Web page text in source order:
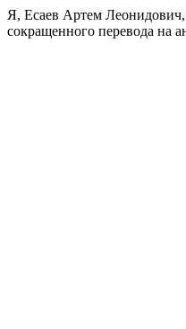
Я, Eсаев Артем
сокращенного перевода на